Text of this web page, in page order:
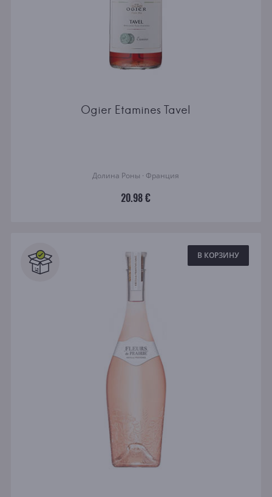
Ogier Etamines Tavel
Долина Роны · Франция
20.98 €
В КОРЗИНУ